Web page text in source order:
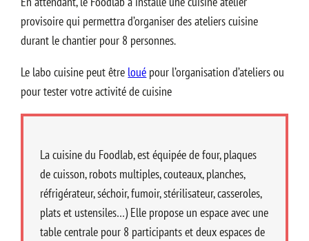
provisoire qui permettra d’organiser des ateliers cuisine
durant le chantier pour 8 personnes.
Le labo cuisine peut être loué pour l’organisation d’ateliers ou
pour tester votre activité de cuisine
La cuisine du Foodlab, est équipée de four, plaques
de cuisson, robots multiples, couteaux, planches,
réfrigérateur, séchoir, fumoir, stérilisateur, casseroles,
plats et ustensiles…) Elle propose un espace avec une
table centrale pour 8 participants et deux espaces de